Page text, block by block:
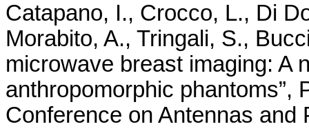
Catapano, I., Crocco, L., Di
Morabito, A., Tringali, S.,
microwave breast imaging: A
anthropomorphic phantoms”,
Conference on Antennas and